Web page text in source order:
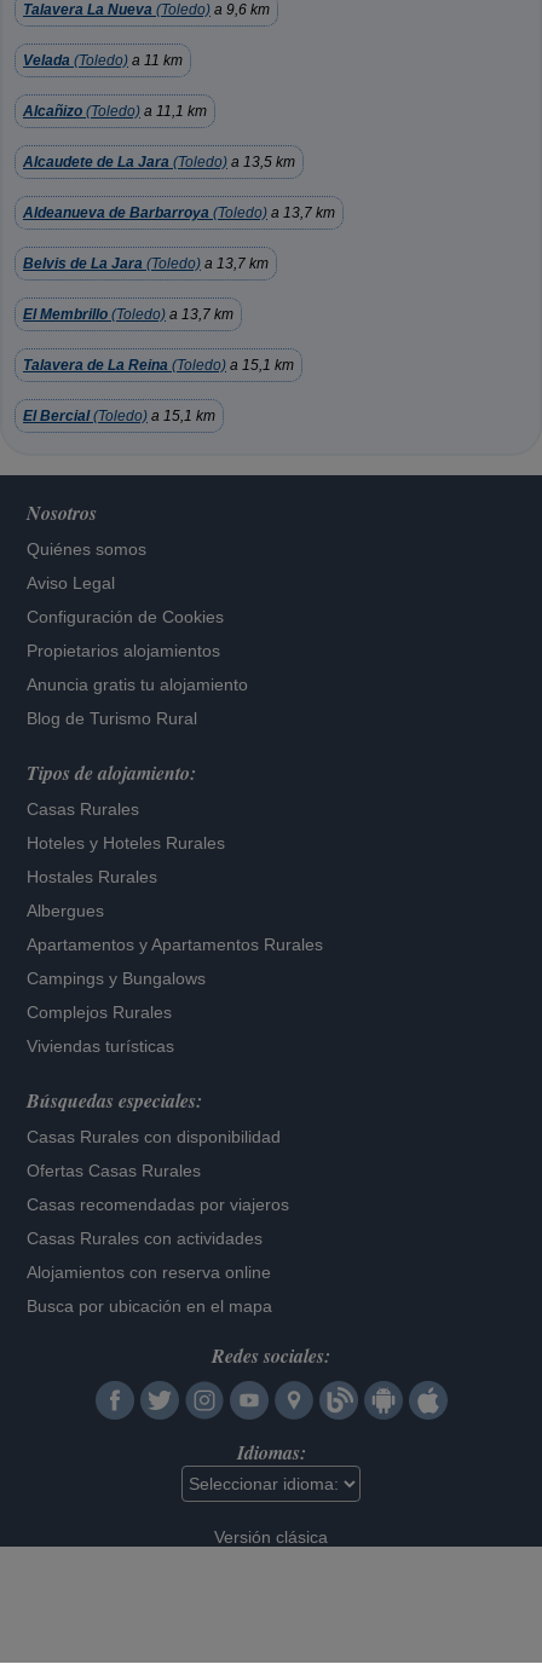
Talavera La Nueva (Toledo) a 9,6 km
Velada (Toledo) a 11 km
Alcañizo (Toledo) a 11,1 km
Alcaudete de La Jara (Toledo) a 13,5 km
Aldeanueva de Barbarroya (Toledo) a 13,7 km
Belvis de La Jara (Toledo) a 13,7 km
El Membrillo (Toledo) a 13,7 km
Talavera de La Reina (Toledo) a 15,1 km
El Bercial(Toledo) a 15,1 km
Nosotros
Quiénes somos
Aviso Legal
Configuración de Cookies
Propietarios alojamientos
Anuncia gratis tu alojamiento
Blog de Turismo Rural
Tipos de alojamiento:
Casas Rurales
Hoteles y Hoteles Rurales
Hostales Rurales
Albergues
Apartamentos yApartamentos Rurales
Campings y Bungalows
Complejos Rurales
Viviendas turísticas
Búsquedas especiales:
Casas Rurales con disponibilidad
Ofertas Casas Rurales
Casas recomendadas por viajeros
Casas Rurales con actividades
Alojamientos con reserva online
Busca por ubicación en el mapa
Redes sociales:
Idiomas:
Versión clásica